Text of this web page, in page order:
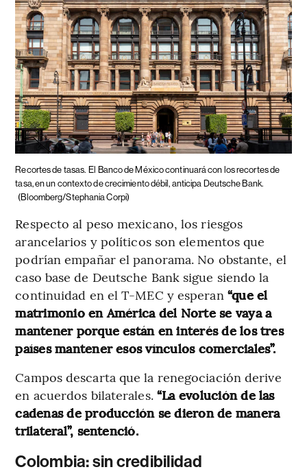
Recortes de tasas. El Banco de México continuará con los recortes de
tasa, en un contexto de crecimiento débil, anticipa Deutsche Bank.
(Bloomberg/Stephania Corpi)
Respecto al peso mexicano, los riesgos
arancelarios y políticos son elementos que
podrían empañar el panorama. No obstante, el
caso base de Deutsche Bank sigue siendo la
continuidad en el T-MEC y esperan “que el
matrimonio en América del Norte se vaya a
mantener porque están en interés de los tres
países mantener esos vínculos comerciales”.
Campos descarta que la renegociación derive
en acuerdos bilaterales. “La evolución de las
cadenas de producción se dieron de manera
trilateral”, sentenció.
Colombia: sin credibilidad